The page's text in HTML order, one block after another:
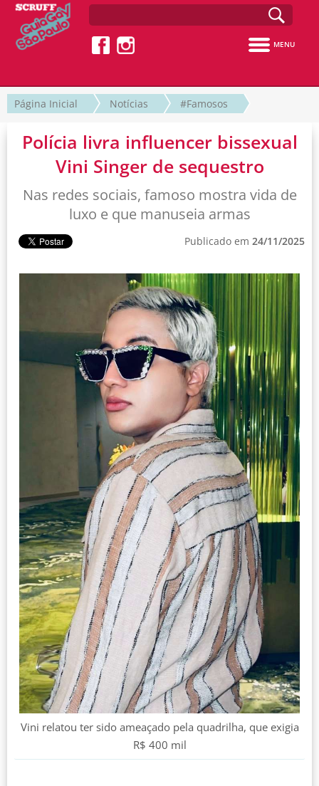
MENU
Página Inicial Notícias #Famosos
Polícia livra influencer bissexual
Vini Singer de sequestro
Nas redes sociais, famoso mostra vida de
luxo e que manuseia armas
Publicado em 24/11/2025
Vini relatou ter sido ameaçado pela quadrilha, que exigia
R$ 400 mil